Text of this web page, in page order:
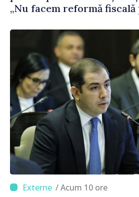
„Nu facem reformă fiscală
/ Acum 10 ore